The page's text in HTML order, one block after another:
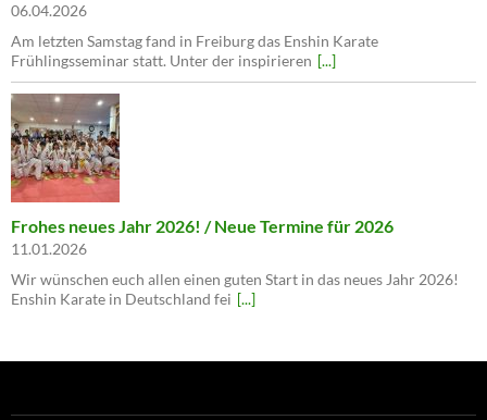
06.04.2026
Am letzten Samstag fand in Freiburg das Enshin Karate
Frühlingsseminar statt. Unter der inspirieren [...]
Frohes neues Jahr 2026! / Neue Termine für 2026
11.01.2026
Wir wünschen euch allen einen guten Start in das neues Jahr 2026!
Enshin Karate in Deutschland fei [...]